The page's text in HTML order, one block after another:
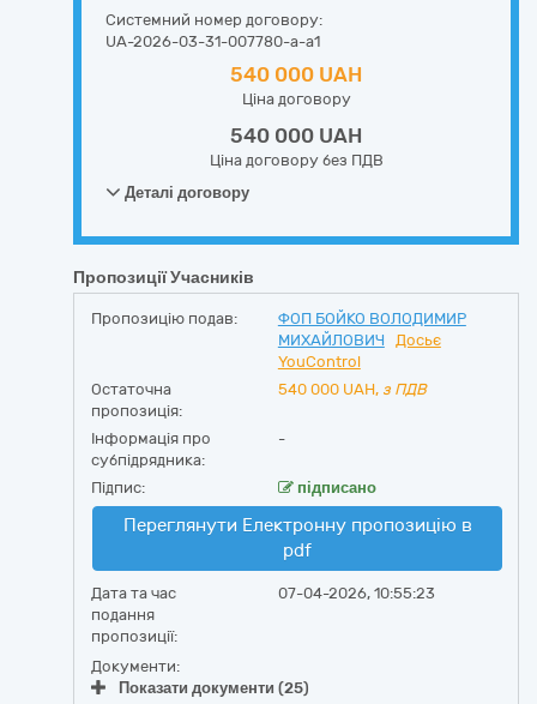
Системний номер договору:
UA-2026-03-31-007780-a-a1
540 000 UAH
Ціна договору
540 000 UAH
Ціна договору без ПДВ
Деталі договору
Пропозиції Учасників
Пропозицію подав:
ФОП БОЙКО ВОЛОДИМИР
МИХАЙЛОВИЧ
Досьє
YouControl
Остаточна
пропозиція:
540 000 UAH, з ПДВ
Інформація про
субпідрядника:
-
Підпис: підписано
Переглянути Електронну пропозицію в
pdf
Дата та час
подання
пропозиції:
07-04-2026, 10:55:23
Документи:
Показати документи (25)